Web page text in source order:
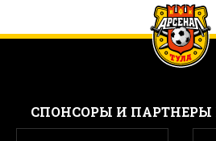
CПОНСОРЫ И ПАРТНЕРЫ